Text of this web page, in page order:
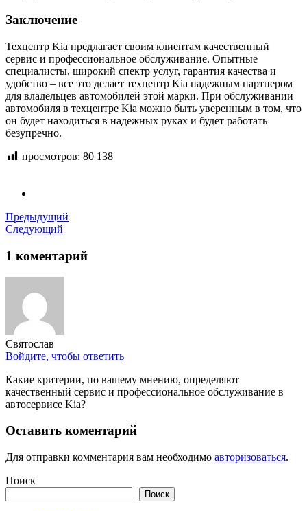
Заключение
Техцентр Kia предлагает своим клиентам качественный
сервис и профессиональное обслуживание. Опытные
специалисты, широкий спектр услуг, гарантия качества и
удобство – все это делает техцентр Kia надежным партнером
для владельцев автомобилей этой марки. При обслуживании
автомобиля в техцентре Kia можно быть уверенным в том, что
он будет находиться в надежных руках и будет работать
безупречно.
просмотров: 80 138
Предыдущий
Следующий
1 коментарий
Святослав
Войдите, чтобы ответить
Какие критерии, по вашему мнению, определяют
качественный сервис и профессиональное обслуживание в
автосервисе Kia?
Оставить коментарий
Для отправки комментария вам необходимо авторизоваться.
Поиск
Поиск